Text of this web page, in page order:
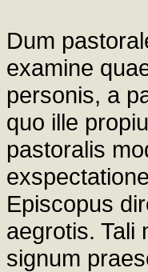
Dum
examine
personis, a
quo ille
pastoralis
Episcopus
aegrotis. Tali
signum